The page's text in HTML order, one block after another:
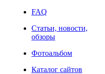
FAQ
Статьи, новости,
обзоры
Фотоальбом
Каталог сайтов